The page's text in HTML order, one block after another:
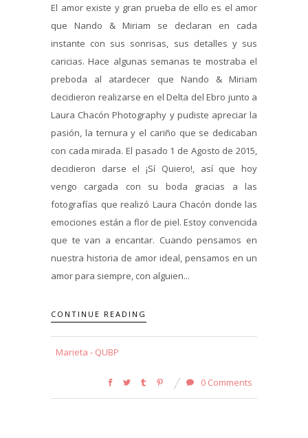
El amor existe y gran prueba de ello es el amor
que Nando & Miriam se declaran en cada
instante con sus sonrisas, sus detalles y sus
caricias. Hace algunas semanas te mostraba el
preboda al atardecer que Nando & Miriam
decidieron realizarse en el Delta del Ebro junto a
Laura Chacón Photography y pudiste apreciar la
pasión, la ternura y el cariño que se dedicaban
con cada mirada. El pasado 1 de Agosto de 2015,
decidieron darse el ¡Sí Quiero!, así que hoy
vengo cargada con su boda gracias a las
fotografías que realizó Laura Chacón donde las
emociones están a flor de piel. Estoy convencida
que te van a encantar. Cuando pensamos en
nuestra historia de amor ideal, pensamos en un
amor para siempre, con alguien...
CONTINUE READING
Marieta - QUBP
0 Comments